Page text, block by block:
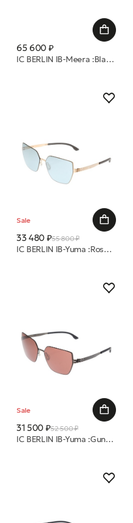
65 600 ₽
IC BERLIN IB-Meera :Black2-Coarse-Matt :Donnerstag очки с/з
Sale
33 480 ₽55 800 ₽
IC BERLIN IB-Yuma :Rose-Gold :Warm Grey :Teal Mirrored :Donnerstag очки с/з
Sale
31 500 ₽52 500 ₽
IC BERLIN IB-Yuma :GunMetal :Black :Mahogany Brown :Donnerstag очки с/з